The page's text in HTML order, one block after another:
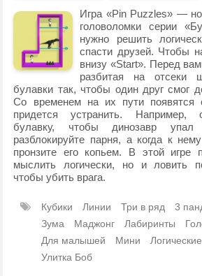
Игра «Pin Puzzles» —
головоломки серии
нужно решить
спасти друзей. Чтобы
внизу «Start». Перед
разбитая на отсеки
булавки так, чтобы один друг смог
Со временем на их пути появятся
придется устранить. Например,
булавку, чтобы динозавр
разблокируйте парня, а когда к
пронзите его копьем. В этой игре
мыслить логически, но и ловить
чтобы убить врага.
Кубики Линии Три в ряд 3
Зума
Маджонг Лабиринты
Для малышей
Мини Логические
Улитка Боб